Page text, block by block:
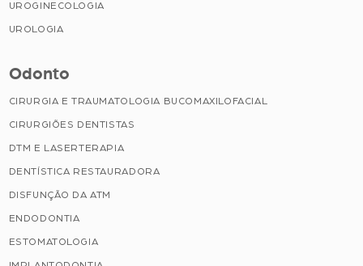
UROGINECOLOGIA
UROLOGIA
Odonto
CIRURGIA E TRAUMATOLOGIA BUCOMAXILOFACIAL
CIRURGIÕES DENTISTAS
DTM E LASERTERAPIA
DENTÍSTICA RESTAURADORA
DISFUNÇÃO DA ATM
ENDODONTIA
ESTOMATOLOGIA